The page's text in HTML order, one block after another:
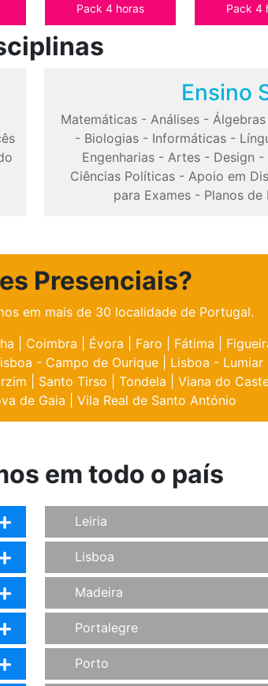
Pack 4 horas Pack 4
Ensino
Matemáticas- Análises- Álgebras
- Biologias - Informáticas -
Engenharias- Artes- Design -
Ciências Políticas - Apoio em
para Exames - Planos de
Presenciais?
em mais de 30 localidade de Portugal.
Coimbra Évora Faro Fátima
- Campo de Ourique Lisboa - Lumiar
Santo Tirso Tondela Viana do
de Gaia Vila Real de Santo António
em todo o país
Leiria
Lisboa
Madeira
Portalegre
Porto